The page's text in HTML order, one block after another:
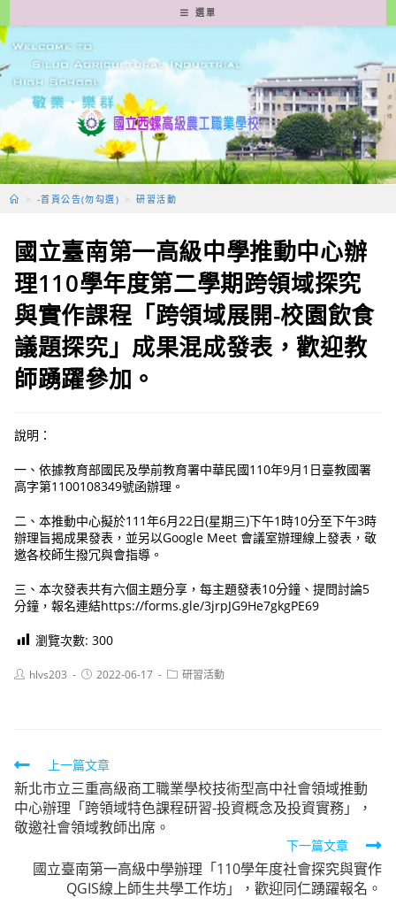
轉
至
要
容
選單
> -首頁公告(勿勾選) > 研習活動
國立臺南第一高級中學推動中心辦
理110學年度第二學期跨領域探究
與實作課程「跨領域展開-校園飲食
議題探究」成果混成發表，歡迎教
師踴躍參加。
說明：
一、依據教育部國民及學前教育署中華民國110年9月1日臺教國署
高字第1100108349號函辦理。
二、本推動中心擬於111年6月22日(星期三)下午1時10分至下午3時
辦理旨揭成果發表，並另以Google Meet 會議室辦理線上發表，敬
邀各校師生撥冗與會指導。
三、本次發表共有六個主題分享，每主題發表10分鐘、提問討論5
分鐘，報名連結https://forms.gle/3jrpJG9He7gkgPE69
瀏覽次數: 300
Posthlvs203
Post2022-06-17
Post研習活動
Read
more
articles
上一篇文章
新北市立三重高級商工職業學校技術型高中社會領域推動
中心辦理「跨領域特色課程研習-投資概念及投資實務」，
敬邀社會領域教師出席。
下一篇文章
國立臺南第一高級中學辦理「110學年度社會探究與實作
QGIS線上師生共學工作坊」，歡迎同仁踴躍報名。